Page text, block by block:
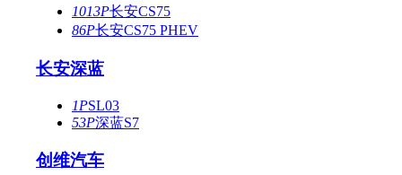
1013P长安CS75
86P长安CS75 PHEV
长安深蓝
1PSL03
53P深蓝S7
创维汽车